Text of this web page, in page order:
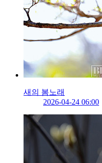
새의 봄노래
2026-04-24 06:00